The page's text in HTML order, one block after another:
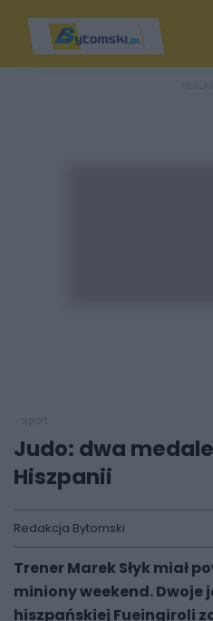
Judo: dwa
Hiszpanii
Redakcja Bytomski
Trener Marek Słyk miał
miniony weekend. Dwoje
hiszpańskiej Fueingiroli